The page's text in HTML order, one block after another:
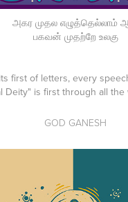
அகர முதல எழுத்தெல்லாம்
பகவன் முதற்றே உலகு
first of letters, every
Deity" is first through all
GOD GANESH